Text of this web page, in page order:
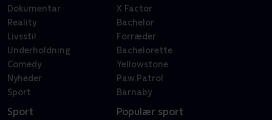
Dokumentar
Reality
Livsstil
Underholdning
Comedy
Nyheder
Sport
X Factor
Bachelor
Forræder
Bachelorette
Yellowstone
Paw Patrol
Barnaby
Sport Populær sport